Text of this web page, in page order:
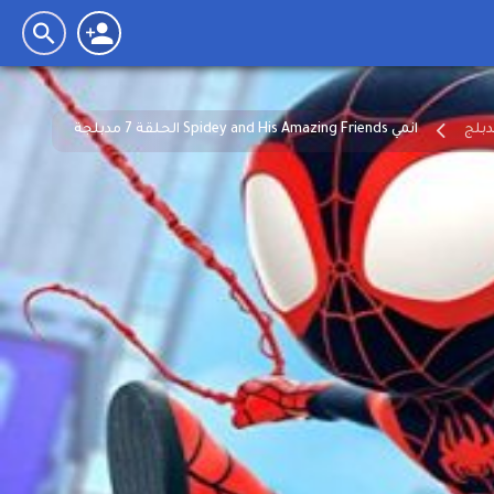
انمي Spidey and His Amazing Friends الحلقة 7 مدبلجة